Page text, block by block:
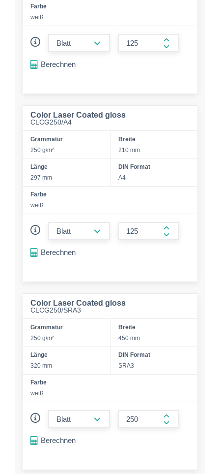
Farbe
weiß
form.increase-
Berechnen
Color Laser Coated gloss
CLCG250/A4
Grammatur
250 g/m²
Breite
210 mm
Länge
297 mm
DIN Format
A4
Farbe
weiß
form.increase-
Berechnen
Color Laser Coated gloss
CLCG250/SRA3
Grammatur
250 g/m²
Breite
450 mm
Länge
320 mm
DIN Format
SRA3
Farbe
weiß
form.increase-
Berechnen